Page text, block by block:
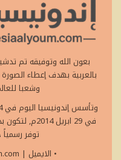
بعون الله وتوفيقه تم
بالعربية بهدف إعطاء
وشعبا
في 29 ابريل
توفر رسمياً
• الايميل |